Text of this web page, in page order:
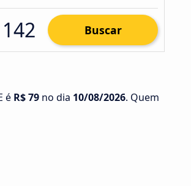
Buscar
é R$ 79 no dia 10/08/2026. Quem